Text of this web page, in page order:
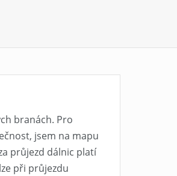
branách. Pro
jsem na mapu
průjezd dálnic platí
při průjezdu